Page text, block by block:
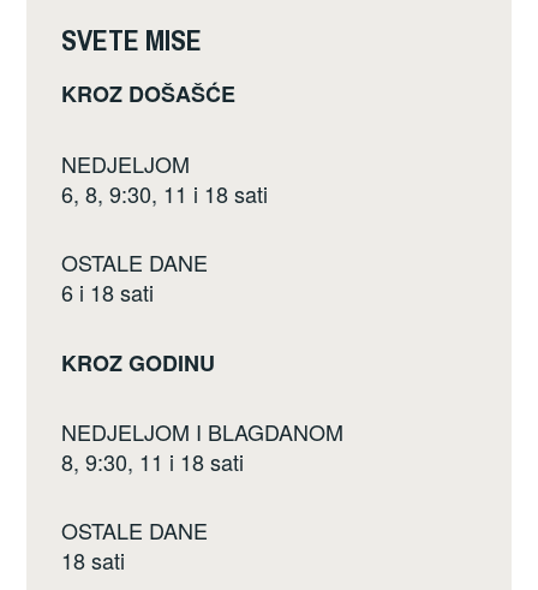
e
b
o
o
k
er e
SVETE MISE
KROZ DOŠAŠĆE
NEDJELJOM
6, 8, 9:30, 11 i 18 sati
OSTALE DANE
6 i 18 sati
KROZ GODINU
NEDJELJOM I BLAGDANOM
8, 9:30, 11 i 18 sati
OSTALE DANE
18 sati